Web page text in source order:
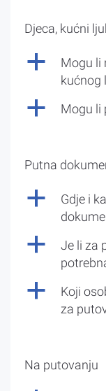
Djeca, kućni
a
Mogu li
kućnog
a Mogu li
Putna
a
Gdje i
a
Je li za
a
Koji
za
Na putovanju